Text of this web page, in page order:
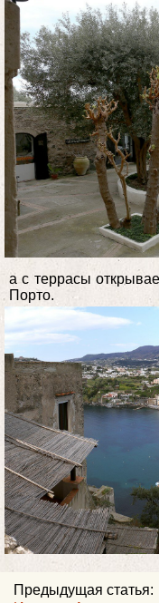
а с террасы
Порто.
Предыдущая статья: